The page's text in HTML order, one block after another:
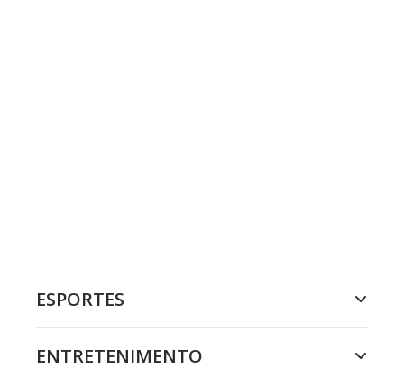
ESPORTES
ENTRETENIMENTO